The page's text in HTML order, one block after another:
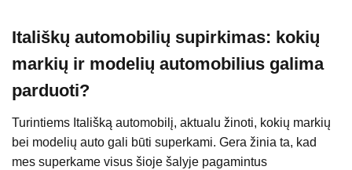
Itališkų automobilių supirkimas: kokių
markių ir modelių automobilius galima
parduoti?
Turintiems Itališką automobilį, aktualu žinoti, kokių markių
bei modelių auto gali būti superkami. Gera žinia ta, kad
mes superkame visus šioje šalyje pagamintus